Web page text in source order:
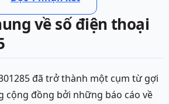
về số điện thoại
đã trở thành một cụm từ gợi
cộng đồng bởi những báo cáo về